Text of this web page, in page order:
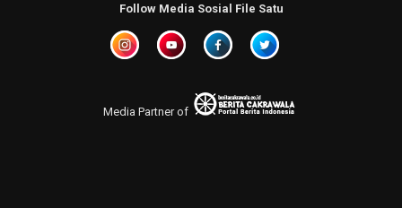
Follow Media Sosial File Satu
Media Partner of